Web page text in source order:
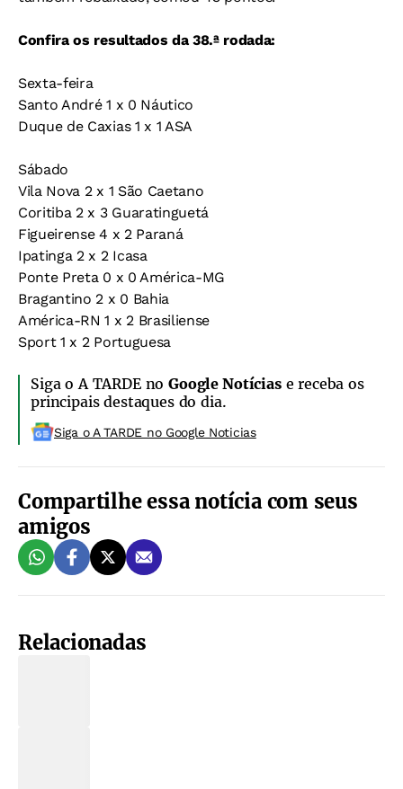
Confira os resultados da 38.ª rodada:
Sexta-feira
Santo André 1 x 0 Náutico
Duque de Caxias 1 x 1 ASA
Sábado
Vila Nova 2 x 1 São Caetano
Coritiba 2 x 3 Guaratinguetá
Figueirense 4 x 2 Paraná
Ipatinga 2 x 2 Icasa
Ponte Preta 0 x 0 América-MG
Bragantino 2 x 0 Bahia
América-RN 1 x 2 Brasiliense
Sport 1 x 2 Portuguesa
Siga o A TARDE noGoogle Notíciase receba os
principais destaques do dia.
Siga o A TARDE no Google Noticias
Compartilhe essa notícia com seus
amigos
Relacionadas